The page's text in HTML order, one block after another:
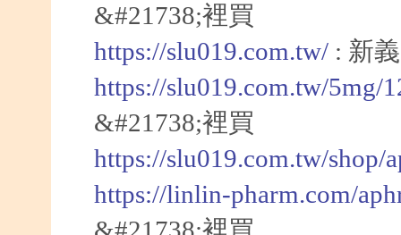
&#21738;裡買
https://slu019.com.tw/: 新
https://slu019.com.tw/5mg/
&#21738;裡買
https://slu019.com.tw/shop/
https://linlin-pharm.com/